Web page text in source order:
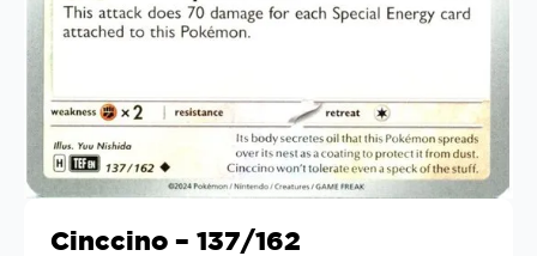
Cinccino – 137/162